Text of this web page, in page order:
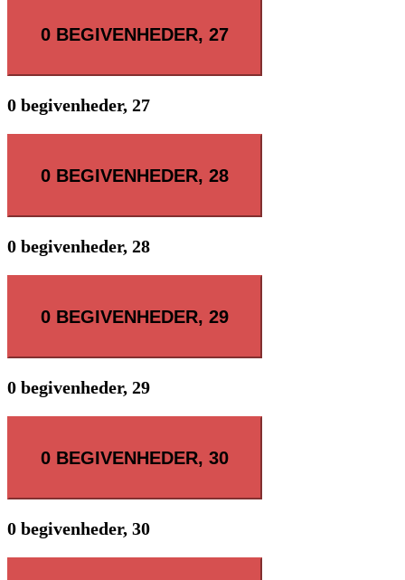
0 BEGIVENHEDER, 27
0 begivenheder, 27
0 BEGIVENHEDER, 28
0 begivenheder, 28
0 BEGIVENHEDER, 29
0 begivenheder, 29
0 BEGIVENHEDER, 30
0 begivenheder, 30